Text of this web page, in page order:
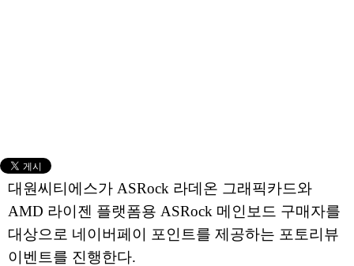
대원씨티에스가 ASRock 라데온 그래픽카드와
AMD 라이젠 플랫폼용 ASRock 메인보드 구매자를
대상으로 네이버페이 포인트를 제공하는 포토리뷰
이벤트를 진행한다.